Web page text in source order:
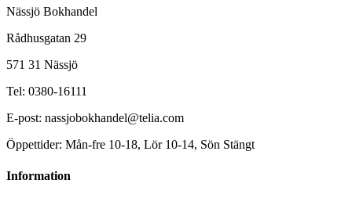
Nässjö Bokhandel
Rådhusgatan 29
571 31 Nässjö
Tel: 0380-16111
E-post: nassjobokhandel@telia.com
Öppettider: Mån-fre 10-18, Lör 10-14, Sön Stängt
Information